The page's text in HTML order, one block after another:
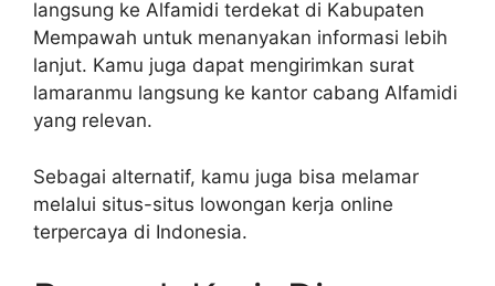
langsung ke Alfamidi terdekat di Kabupaten
Mempawah untuk menanyakan informasi lebih
lanjut. Kamu juga dapat mengirimkan surat
lamaranmu langsung ke kantor cabang Alfamidi
yang relevan.
Sebagai alternatif, kamu juga bisa melamar
melalui situs-situs lowongan kerja online
terpercaya di Indonesia.